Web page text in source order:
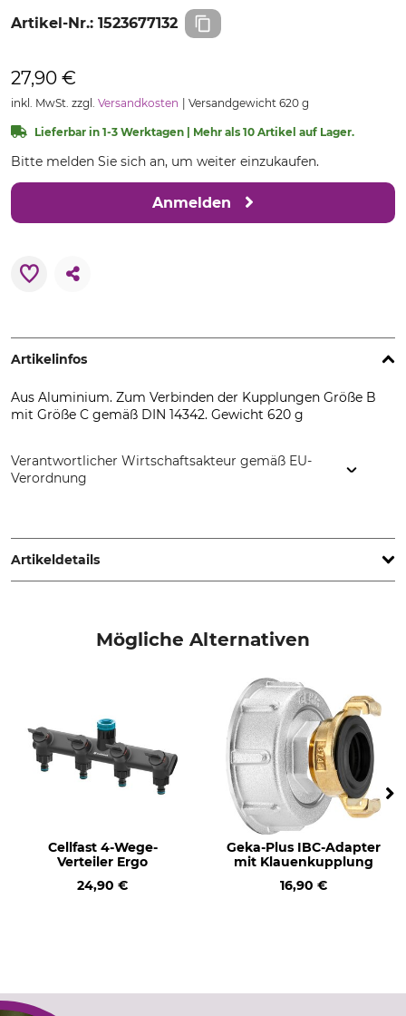
Artikel-Nr.: 1523677132
27,90 €
inkl. MwSt. zzgl. Versandkosten Versandgewicht 620 g
Lieferbar in 1-3 Werktagen | Mehr als 10 Artikel auf Lager.
Bitte melden Sie sich an, um weiter einzukaufen.
Anmelden
Artikelinfos
Aus Aluminium. Zum Verbinden der Kupplungen Größe B
mit Größe C gemäß DIN 14342. Gewicht 620 g
Verantwortlicher Wirtschaftsakteur gemäß EU-
Verordnung
Germany, www.feldtmann.de
Artikeldetails
Mögliche Alternativen
Cellfast 4-Wege-
Verteiler Ergo
24,90 €
Geka-Plus IBC-Adapter
mit Klauenkupplung
16,90 €